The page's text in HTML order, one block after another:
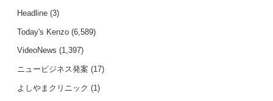
Headline (3)
Today's Kenzo (6,589)
VideoNews (1,397)
ニュービジネス発案 (17)
よしやまクリニック (1)